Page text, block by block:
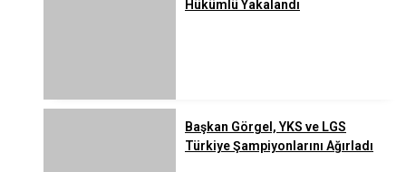
Hükümlü Yakalandı
Başkan Görgel, YKS ve LGS
Türkiye Şampiyonlarını Ağırladı